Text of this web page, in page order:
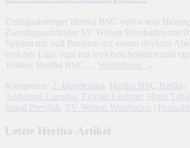
Heimpleite
Erstligaabsteiger Hertha BSC verlor sein
Zweitligaaufsteiger SV Wehen Wiesbaden mit
Spielen mit null Punkten auf einem direkten
welcher Liga, egal mit welchen Spielern und
Trainer, Hertha BSC … Weiterlesen
→
Kategorien:
2. Bundesliga Hertha BSC Berlin
Anderson Lucoqui
Florian Lechner Haris
Smail Prevljak
SV Wehen Wiesbaden
Letzte Hertha-Artikel